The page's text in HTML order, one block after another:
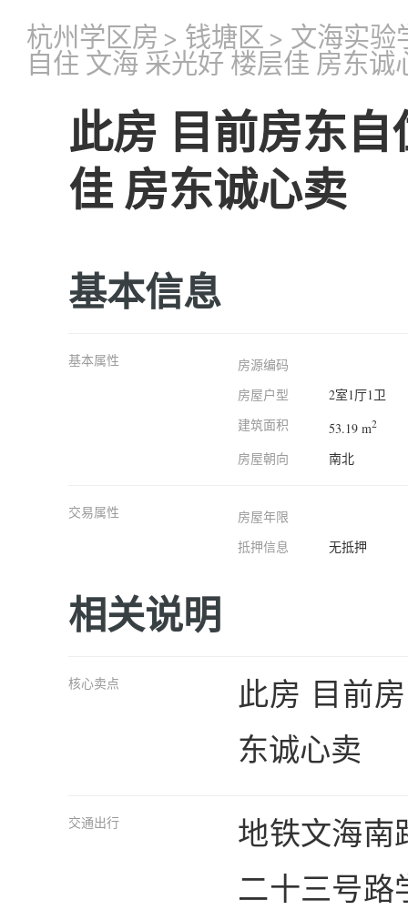
杭州学区房 > 钱塘区 > 文海实验
自住 文海 采光好 楼层佳 房东诚
此房 目前房东
佳 房东诚心卖
基本信息
基本属性
房源编码
房屋户型
2室1厅1卫
建筑面积
53.19 m2
房屋朝向 南北
交易属性
房屋年限
抵押信息
无抵押
相关说明
核心卖点
此房 目前
东诚心卖
交通出行
地铁文海南
二十三号路